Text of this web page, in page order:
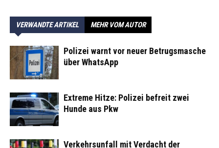
VERWANDTE ARTIKEL MEHR VOM AUTOR
Polizei warnt vor neuer Betrugsmasche
über WhatsApp
Extreme Hitze: Polizei befreit zwei
Hunde aus Pkw
Verkehrsunfall mit Verdacht der